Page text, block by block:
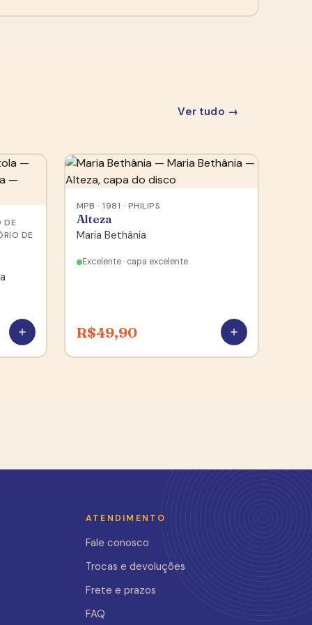
Ver tudo →
DE
DE
MPB · 1981 · PHILIPS
Alteza
Maria Bethânia
Excelente · capa excelente
R$49,90
ATENDIMENTO
Fale conosco
Trocas e devoluções
Frete e prazos
FAQ